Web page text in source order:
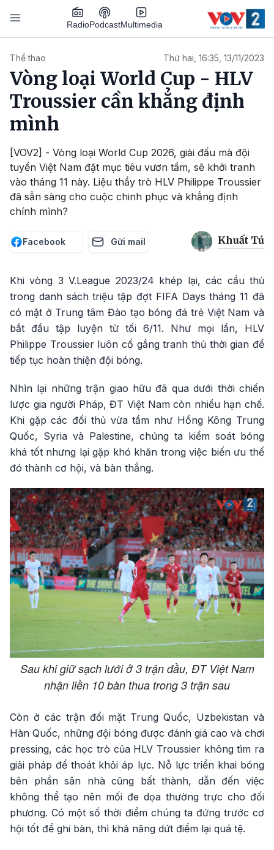
Nhảy đến nội dung
RadioPodcastMultimedia
Thể thao Thứ hai, 16:35, 13/11/2023
Vòng loại World Cup - HLV
Troussier cần khẳng định
mình
[VOV2] - Vòng loại World Cup 2026, giải đấu mà đội
tuyển Việt Nam đặt mục tiêu vươn tầm, sẽ khởi tranh
vào tháng 11 này. Liệu thầy trò HLV Philippe Troussier
đã sẵn sàng cho cuộc chinh phục và khẳng định
chính mình?
Facebook Gửi mail Khuất Tú
Khi vòng 3 V.League 2023/24 khép lại, các cầu thủ
trong danh sách triệu tập đợt FIFA Days tháng 11 đã
có mặt ở Trung tâm Đào tạo bóng đá trẻ Việt Nam và
bắt đầu tập luyện từ tối 6/11. Như mọi lần, HLV
Philippe Troussier luôn cố gắng tranh thủ thời gian để
tiếp tục hoàn thiện đội bóng.
Nhìn lại những trận giao hữu đã qua dưới thời chiến
lược gia người Pháp, ĐT Việt Nam còn nhiều hạn chế.
Khi gặp các đối thủ vừa tầm như Hồng Kông Trung
Quốc, Syria và Palestine, chúng ta kiểm soát bóng
khá tốt nhưng lại gặp khó khăn trong việc biến ưu thế
đó thành cơ hội, và bàn thắng.
Sau khi giữ sạch lưới ở 3 trận đầu, ĐT Việt Nam
nhận liền 10 bàn thua trong 3 trận sau
Còn ở các trận đối mặt Trung Quốc, Uzbekistan và
Hàn Quốc, những đội bóng được đánh giá cao và chơi
pressing, các học trò của HLV Troussier không tìm ra
giải pháp để thoát khỏi áp lực. Nỗ lực triển khai bóng
bên phần sân nhà cũng bất thành, dẫn đến việc
không thể tạo nên mối đe dọa thường trực cho đối
phương. Có một số thời điểm chúng ta đứng trước cơ
hội tốt để ghi bàn, thì khả năng dứt điểm lại quá tệ.